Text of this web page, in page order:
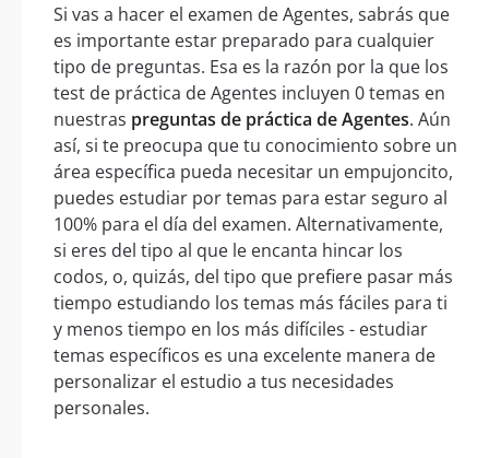
Si vas a hacer el examen de Agentes, sabrás que
es importante estar preparado para cualquier
tipo de preguntas. Esa es la razón por la que los
test de práctica de Agentes incluyen 0 temas en
nuestras preguntas de práctica de Agentes. Aún
así, si te preocupa que tu conocimiento sobre un
área específica pueda necesitar un empujoncito,
puedes estudiar por temas para estar seguro al
100% para el día del examen. Alternativamente,
si eres del tipo al que le encanta hincar los
codos, o, quizás, del tipo que prefiere pasar más
tiempo estudiando los temas más fáciles para ti
y menos tiempo en los más difíciles - estudiar
temas específicos es una excelente manera de
personalizar el estudio a tus necesidades
personales.